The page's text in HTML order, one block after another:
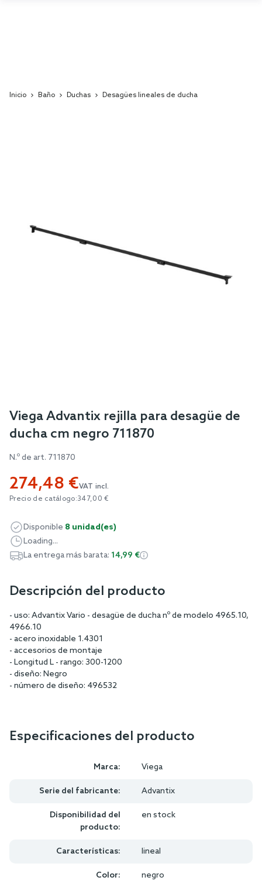
Inicio Baño Duchas Desagües lineales de ducha
images
Skip
to
beginning
the
images
Viega Advantix rejilla para desagüe de
ducha cm negro 711870
N.º de art. 711870
274,48 €VAT incl.
Precio de catálogo:347,00 €
Disponible 8 unidad(es)
Loading...
La entrega más barata: 14,99 €
Descripción del producto
- uso: Advantix Vario - desagüe de ducha nº de modelo 4965.10,
4966.10
- acero inoxidable 1.4301
- accesorios de montaje
- Longitud L - rango: 300-1200
- diseño: Negro
- número de diseño: 496532
Especificaciones del producto
Marca: Viega
Serie del fabricante: Advantix
Disponibilidad del
producto:
en stock
Características: lineal
Color: negro